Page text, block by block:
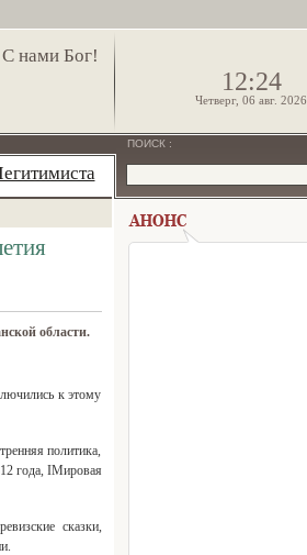
С нами Бог!
12:24
Четверг, 06 авг. 2026
области.
к этому
политика,
года, IМировая
сказки,
ПОИСК :